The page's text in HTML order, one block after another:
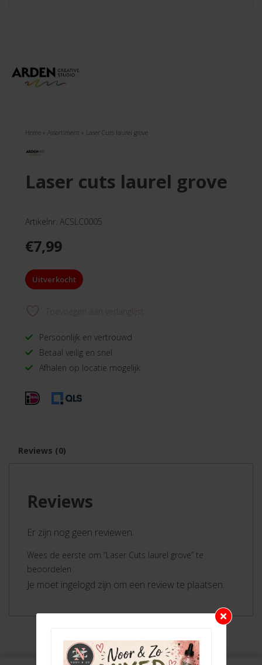
Home » Assortiment » Laser Cuts laurel grove
laser cuts laurel grove
Artikelnr. ACSLC0005
€7,99
Uitverkocht
Persoonlijk en vertrouwd
Betaal veilig en snel
Afhalen op locatie mogelijk
Reviews (0)
Reviews
Er zijn nog geen reviewen.
Wees de eerste om “Laser Cuts laurel grove” te
beoordelen
Je moet ingelogd zijn om een review te plaatsen.